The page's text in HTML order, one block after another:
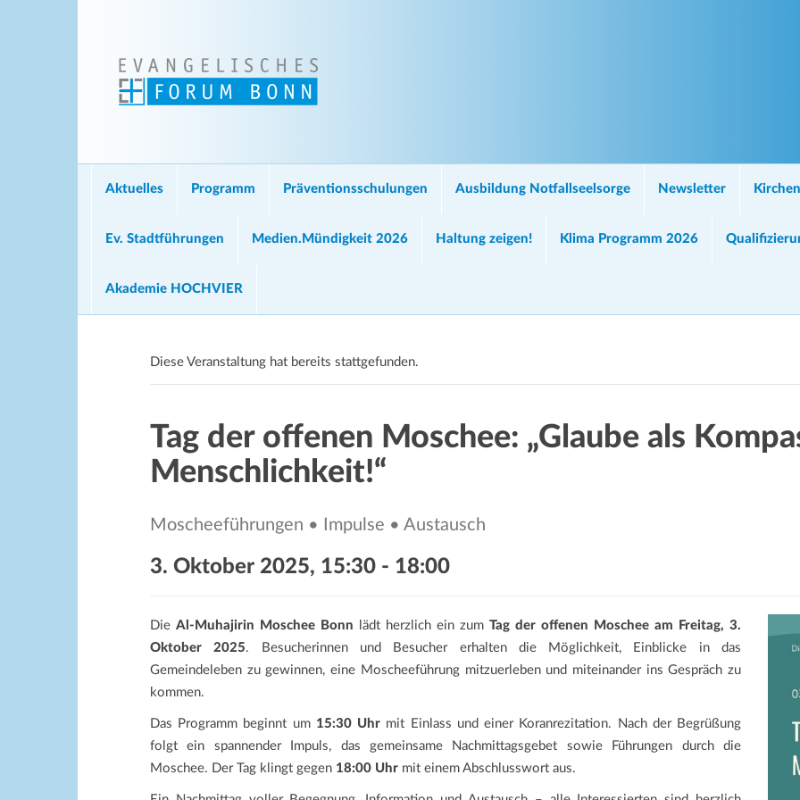
Aktuelles Programm Präventionsschulungen Ausbildung Notfallseelsorge Newsletter
Ev. Stadtführungen Medien.Mündigkeit 2026 Haltung zeigen! Klima Programm 2026
Akademie HOCHVIER
Diese Veranstaltung hat bereits stattgefunden.
Tag der offenen Moschee: „Glaube als
Menschlichkeit!“
Moscheeführungen • Impulse • Austausch
3. Oktober 2025, 15:30 - 18:00
Die Al-Muhajirin Moschee Bonn lädt herzlich ein zum Tag der offenen Moschee am Freitag, 3.
Oktober 2025. Besucherinnen und Besucher erhalten die Möglichkeit, Einblicke in das
Gemeindeleben zu gewinnen, eine Moscheeführung mitzuerleben und miteinander ins Gespräch zu
kommen.
Das Programm beginnt um 15:30 Uhr mit Einlass und einer Koranrezitation. Nach der Begrüßung
folgt ein spannender Impuls, das gemeinsame Nachmittagsgebet sowie Führungen durch die
Moschee. Der Tag klingt gegen 18:00 Uhr mit einem Abschlusswort aus.